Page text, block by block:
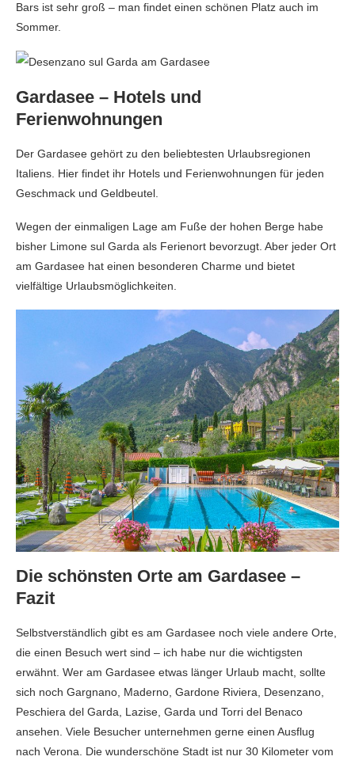
Bars ist sehr groß – man findet einen schönen Platz auch im
Sommer.
Gardasee – Hotels und
Ferienwohnungen
Der Gardasee gehört zu den beliebtesten Urlaubsregionen
Italiens. Hier findet ihr Hotels und Ferienwohnungen für jeden
Geschmack und Geldbeutel.
Wegen der einmaligen Lage am Fuße der hohen Berge habe
bisher Limone sul Garda als Ferienort bevorzugt. Aber jeder Ort
am Gardasee hat einen besonderen Charme und bietet
vielfältige Urlaubsmöglichkeiten.
Die schönsten Orte am Gardasee –
Fazit
Selbstverständlich gibt es am Gardasee noch viele andere Orte,
die einen Besuch wert sind – ich habe nur die wichtigsten
erwähnt. Wer am Gardasee etwas länger Urlaub macht, sollte
sich noch Gargnano, Maderno, Gardone Riviera, Desenzano,
Peschiera del Garda, Lazise, Garda und Torri del Benaco
ansehen. Viele Besucher unternehmen gerne einen Ausflug
nach Verona. Die wunderschöne Stadt ist nur 30 Kilometer vom